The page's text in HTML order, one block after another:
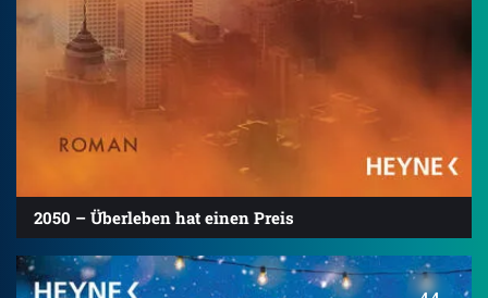
2050 – Überleben hat einen Preis